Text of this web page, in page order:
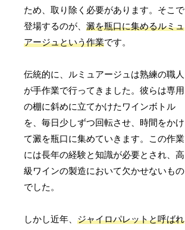
ため、取り除く必要があります。そこで
登場するのが、澱を瓶口に集めるルミュ
アージュという作業です。
伝統的に、ルミュアージュは熟練の職人
が手作業で行ってきました。彼らは専用
の棚に斜めに立てかけたワインボトル
を、毎日少しずつ回転させ、時間をかけ
て澱を瓶口に集めていきます。この作業
には長年の経験と知識が必要とされ、高
級ワインの製造において欠かせないもの
でした。
しかし近年、ジャイロパレットと呼ばれ